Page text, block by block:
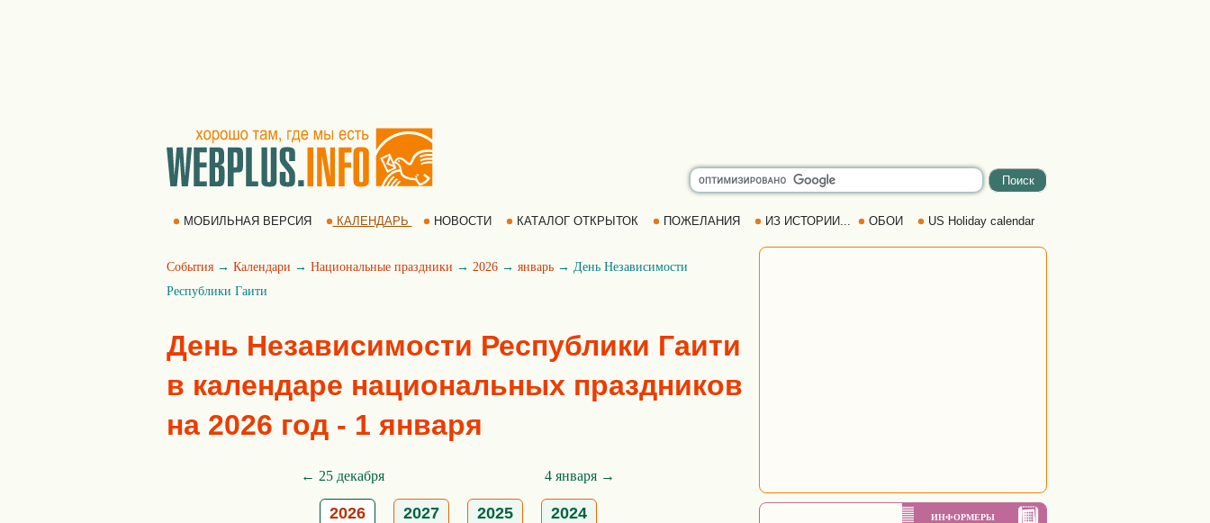
МОБИЛЬНАЯ ВЕРСИЯ КАЛЕНДАРЬ НОВОСТИ КАТАЛОГ ОТКРЫТОК ПОЖЕЛАНИЯ ИЗ ИСТОРИИ... ОБОИ US Holiday calendar
События → Календари → Национальные праздники → 2026 → январь → День Независимости
Республики Гаити
День Независимости Республики Гаити
в календаре национальных праздников
на 2026 год - 1 января
← 25 декабря 4 января →
2026 2027 2025 2024 ИНФОРМЕРЫ